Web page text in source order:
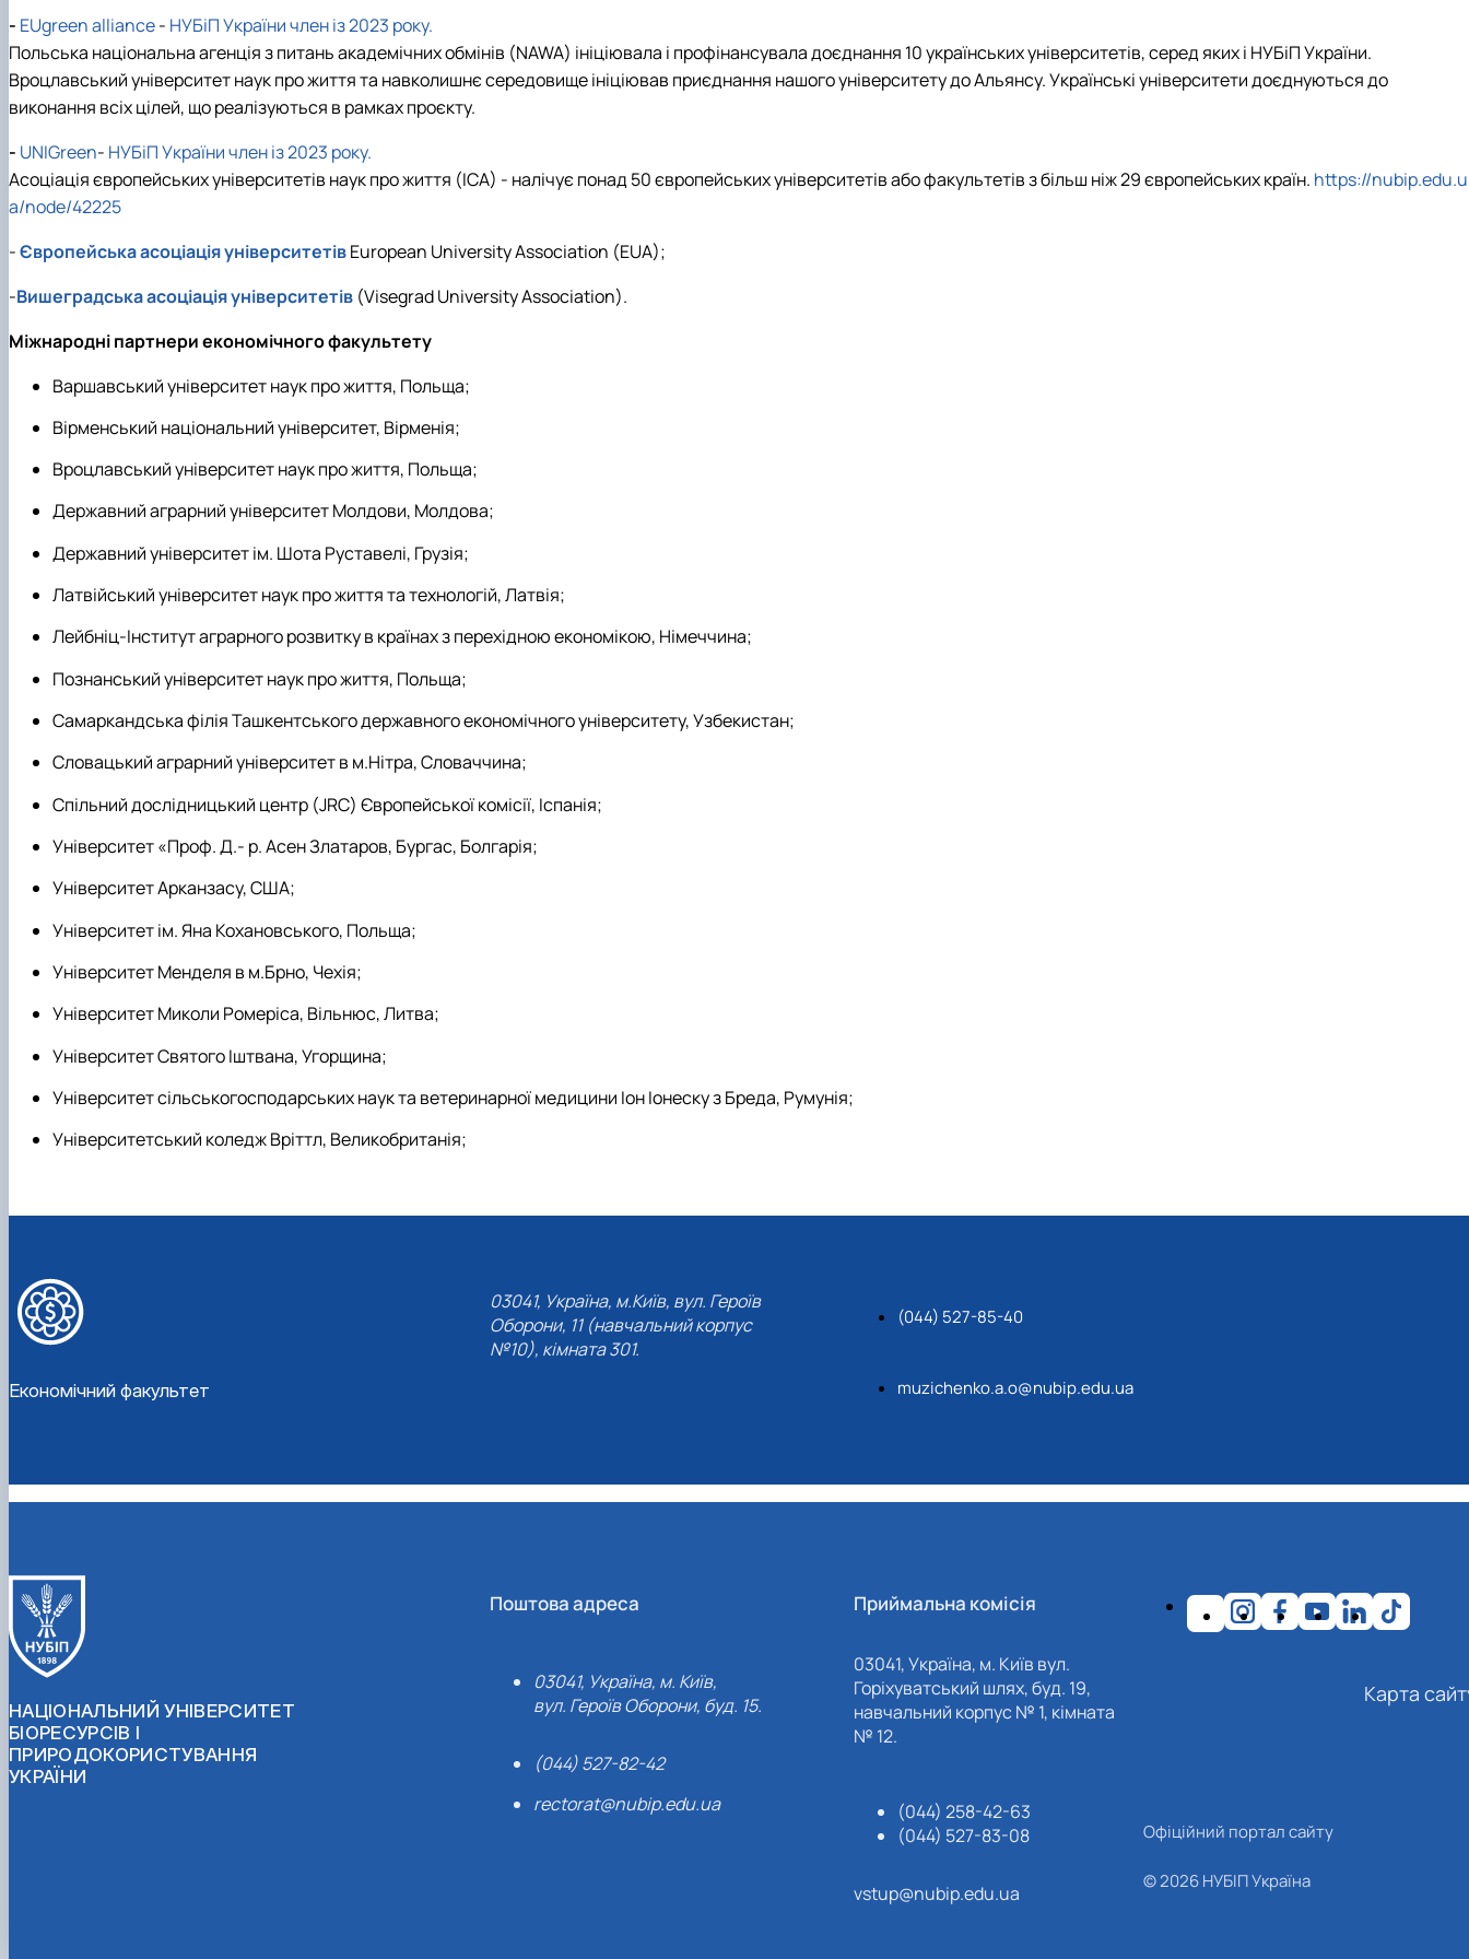
Навчально-наукові (виробничі) лабораторії
Вибіркові дисципліни
Неформальна освіта
Корисні посилання
Скринька довіри
Міжкафедральна навчально-наукова лабораторія розвитку бізнес-систем, кластерів …
Міжнародна науково-практична конференція, присвячена 75-річчю економічного фак…
Кафедра готельно-ресторанної справи та туризму
- EUgreen alliance- НУБіП України член із 2023 року.
Польська національна агенція з питань академічних обмінів (NAWA) ініціювала і профінансувала доєднання 10 українських університетів, серед яких і НУБіП України.
Вроцлавський університет наук про життя та навколишнє середовище ініціював приєднання нашого університету до Альянсу. Українські університети доєднуються до
виконання всіх цілей, що реалізуються в рамках проєкту.
- UNIGreen- НУБіП України член із 2023 року.
Асоціація європейських університетів наук про життя (ІСА) - налічує понад 50 європейських університетів або факультетів з більш ніж 29 європейських країн. https://nubip.edu.u
a/node/42225
-Європейська асоціація університетівEuropean University Association (EUA);
-Вишеградська асоціація університетів (Visegrad University Association).
Міжнародні партнери економічного факультету
Варшавський університет наук про життя, Польща;
Вірменський національний університет, Вірменія;
Вроцлавський університет наук про життя, Польща;
Державний аграрний університет Молдови, Молдова;
Державний університет ім. Шота Руставелі, Грузія;
Латвійський університет наук про життя та технологій, Латвія;
Лейбніц-Інститут аграрного розвитку в країнах з перехідною економікою, Німеччина;
Познанський університет наук про життя, Польща;
Самаркандська філія Ташкентського державного економічного університету, Узбекистан;
Словацький аграрний університет в м.Нітра, Словаччина;
Спільний дослідницький центр (JRC) Європейської комісії, Іспанія;
Університет «Проф. Д.- р. Асен Златаров, Бургас, Болгарія;
Університет Арканзасу, США;
Університет ім. Яна Кохановського, Польща;
Університет Менделя в м.Брно, Чехія;
Університет Миколи Ромеріса, Вільнюс, Литва;
Університет Святого Іштвана, Угорщина;
Університет сільськогосподарських наук та ветеринарної медицини Іон Іонеску з Бреда, Румунія;
Університетський коледж Вріттл, Великобританія;
Економічний факультет
03041, Україна, м.Київ, вул. Героїв
Оборони, 11 (навчальний корпус
№10), кімната 301.
(044) 527-85-40
muzichenko.a.o@nubip.edu.ua
НАЦІОНАЛЬНИЙ УНІВЕРСИТЕТ
БІОРЕСУРСІВ І
ПРИРОДОКОРИСТУВАННЯ
УКРАЇНИ
Поштова адреса
03041, Україна, м. Київ,
вул. Героїв Оборони, буд. 15.
(044) 527-82-42
rectorat@nubip.edu.ua
Приймальна комісія
03041, Україна, м. Київ вул.
Горіхуватський шлях, буд. 19,
навчальний корпус № 1, кімната
№ 12.
(044) 258-42-63
(044) 527-83-08
vstup@nubip.edu.ua
Карта
Офіційний портал сайту
© 2026 НУБІП Україна